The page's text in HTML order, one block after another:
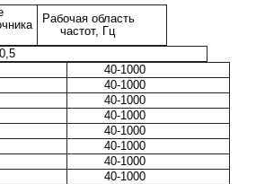
Рабочая область
частот, Гц
точности 0,5
40-1000
40-1000
40-1000
40-1000
40-1000
40-1000
40-1000
40-1000